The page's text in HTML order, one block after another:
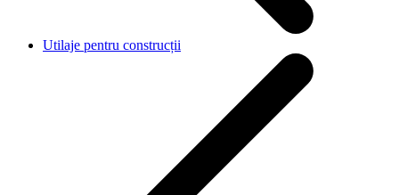
Utilaje pentru construcții